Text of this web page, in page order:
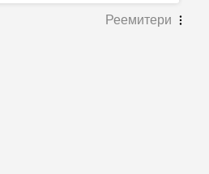
Реемитери